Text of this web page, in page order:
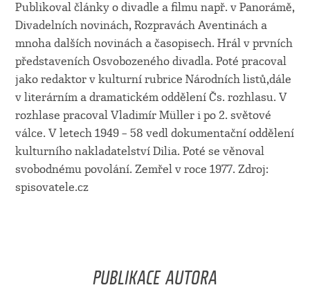
Publikoval články o divadle a filmu např. v Panorámě,
Divadelních novinách, Rozpravách Aventinách a
mnoha dalších novinách a časopisech. Hrál v prvních
představeních Osvobozeného divadla. Poté pracoval
jako redaktor v kulturní rubrice Národních listů,dále
v literárním a dramatickém oddělení Čs. rozhlasu. V
rozhlase pracoval Vladimír Müller i po 2. světové
válce. V letech 1949 – 58 vedl dokumentační oddělení
kulturního nakladatelství Dilia. Poté se věnoval
svobodnému povolání. Zemřel v roce 1977. Zdroj:
spisovatele.cz
PUBLIKACE AUTORA